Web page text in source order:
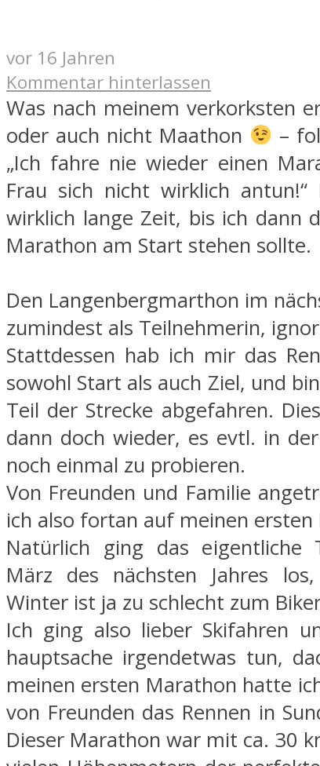
vor 16 Jahren
Kommentar hinterlassen
Was nach meinem verkorksten
oder auch nicht Maathon
–
„Ich fahre nie wieder einen
Frau sich nicht wirklich antun!“
wirklich lange Zeit, bis ich dann
Marathon am Start stehen sollte.
Den Langenbergmarthon im
zumindest als Teilnehmerin,
Stattdessen hab ich mir das
sowohl Start als auch Ziel, und
Teil der Strecke abgefahren.
dann doch wieder, es evtl. in
noch einmal zu probieren.
Von Freunden und Familie
ich also fortan auf meinen
Natürlich ging das eigentliche
März des nächsten Jahres
Winter ist ja zu schlecht zum
Ich ging also lieber Skifahren
hauptsache irgendetwas tun,
meinen ersten Marathon hatte
von Freunden das Rennen in
Dieser Marathon war mit ca. 30